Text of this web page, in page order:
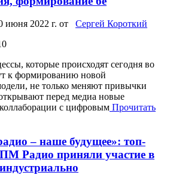
июня 2022 г. от Сергей Короткий
которые происходят сегодня во
к формированию новой
не только меняют привычки
перед медиа новые
с цифровым Прочитать
– наше будущее»: топ-
Радио приняли участие в